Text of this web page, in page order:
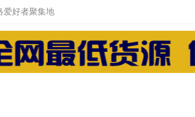
爱好者聚集地